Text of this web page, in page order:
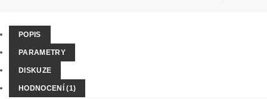
POPIS
PARAMETRY
DISKUZE
HODNOCENÍ (1)